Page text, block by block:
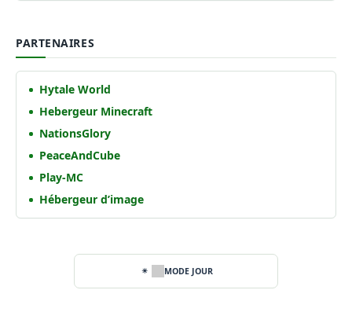
PARTENAIRES
Hytale World
Hebergeur Minecraft
NationsGlory
PeaceAndCube
Play-MC
Hébergeur d’image
MODE JOUR